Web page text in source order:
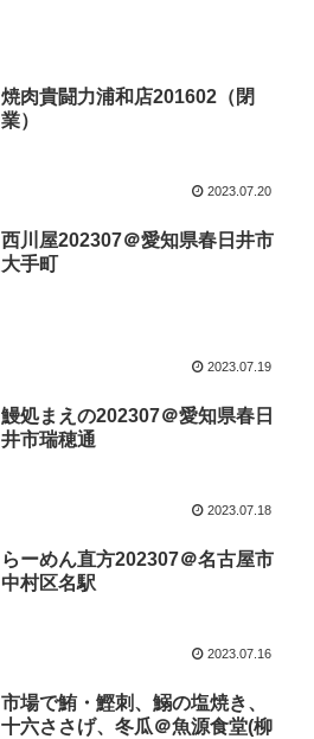
焼肉貴闘力浦和店201602（閉
業）
2023.07.20
西川屋202307＠愛知県春日井市
大手町
2023.07.19
鰻処まえの202307＠愛知県春日
井市瑞穂通
2023.07.18
らーめん直方202307＠名古屋市
中村区名駅
2023.07.16
市場で鮪・鰹刺、鰯の塩焼き、
十六ささげ、冬瓜＠魚源食堂(柳